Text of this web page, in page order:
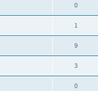
0
1
9
3
0